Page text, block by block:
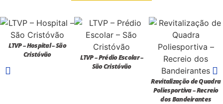
LTVP – Hospital – São
Cristóvão
LTVP – Prédio Escolar –
São Cristóvão
Revitalização de Quadra
Poliesportiva – Recreio
dos Bandeirantes